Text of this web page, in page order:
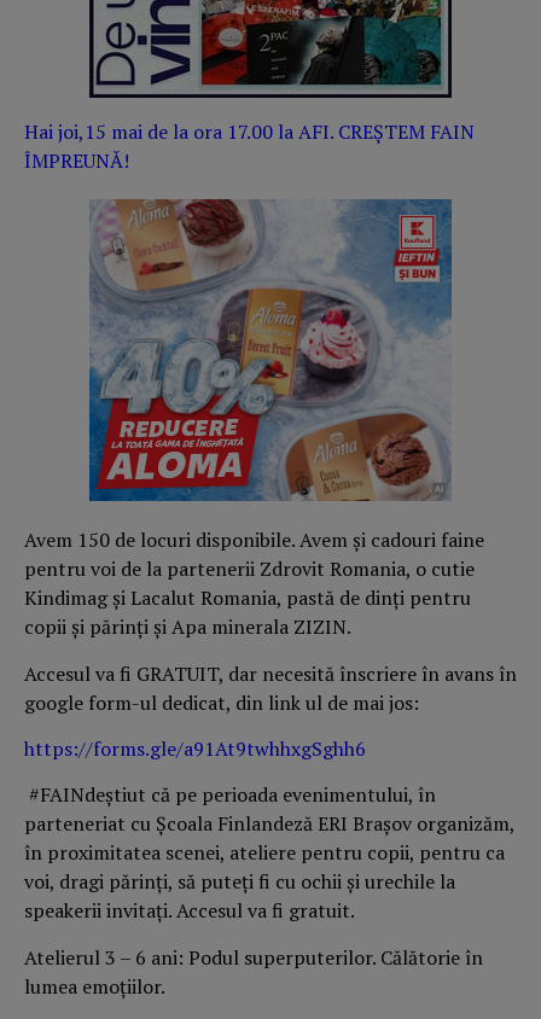
Hai joi,15 mai de la ora 17.00 la AFI. CREȘTEM FAIN
ÎMPREUNĂ!
Avem 150 de locuri disponibile. Avem și cadouri faine
pentru voi de la partenerii Zdrovit Romania, o cutie
Kindimag și Lacalut Romania, pastă de dinți pentru
copii și părinți și Apa minerala ZIZIN.
Accesul va fi GRATUIT, dar necesită înscriere în avans în
google form-ul dedicat, din link ul de mai jos:
https://forms.gle/a91At9twhhxgSghh6
#FAINdeștiut că pe perioada evenimentului, în
parteneriat cu Școala Finlandeză ERI Brașov organizăm,
în proximitatea scenei, ateliere pentru copii, pentru ca
voi, dragi părinți, să puteți fi cu ochii și urechile la
speakerii invitați. Accesul va fi gratuit.
Atelierul 3 – 6 ani: Podul superputerilor. Călătorie în
lumea emoțiilor.